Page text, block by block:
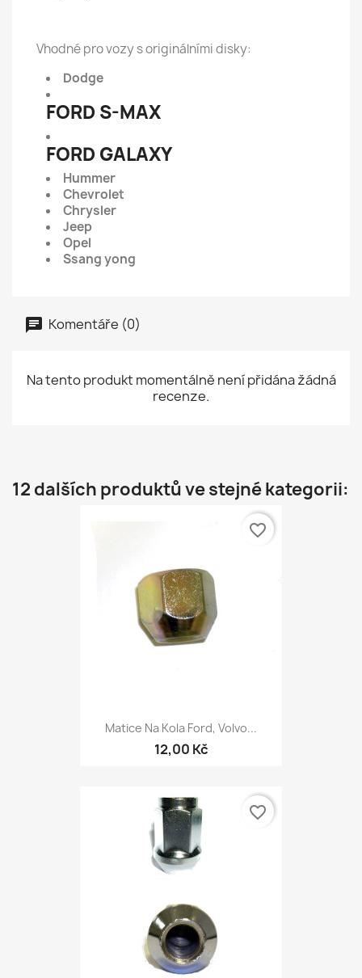
Vhodné pro vozy s originálními disky:
Dodge
FORD S-MAX
FORD GALAXY
Hummer
Chevrolet
Chrysler
Jeep
Opel
Ssang yong
Komentáře (0)
Na tento produkt momentálně není přidána žádná
recenze.
12 dalších produktů ve stejné kategorii:
Matice Na Kola Ford, Volvo...
12,00 Kč
favorite_border
favorite_border